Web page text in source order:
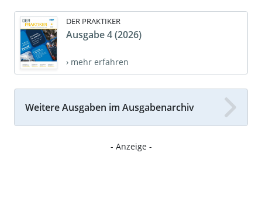
DER PRAKTIKER
Ausgabe 4 (2026)
› mehr erfahren
Weitere Ausgaben im Ausgabenarchiv
- Anzeige -